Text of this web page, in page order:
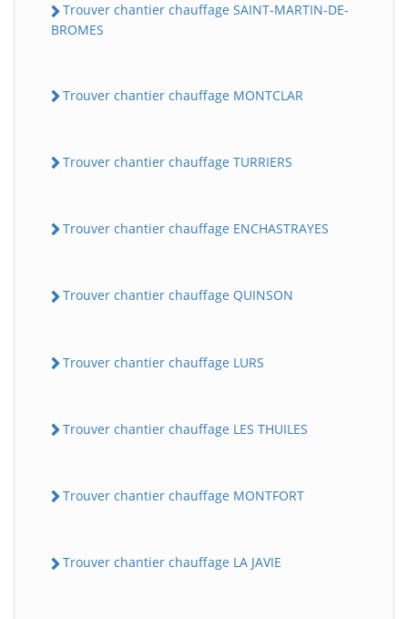
Trouver chantier chauffage SAINT-MARTIN-DE-
BROMES
Trouver chantier chauffage MONTCLAR
Trouver chantier chauffage TURRIERS
Trouver chantier chauffage ENCHASTRAYES
Trouver chantier chauffage QUINSON
Trouver chantier chauffage LURS
Trouver chantier chauffage LES THUILES
Trouver chantier chauffage MONTFORT
Trouver chantier chauffage LA JAVIE